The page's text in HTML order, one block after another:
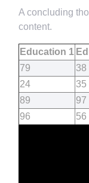
A concluding
content.
Education 1
79
38
24
35
89
97
96
56